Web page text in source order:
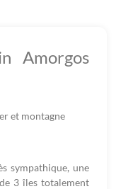
Amorgos
et montagne
sympathique, une
3 îles totalement